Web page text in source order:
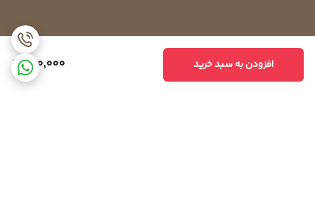
890,000 افزودن به سبد خرید